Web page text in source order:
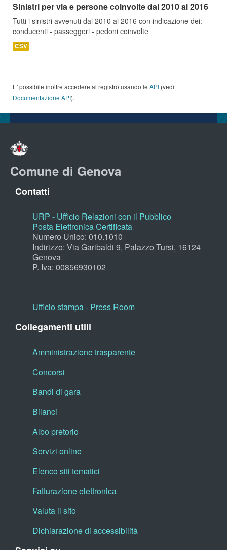
Sinistri per via e persone coinvolte dal 2010 al 2016
Tutti i sinistri avvenuti dal 2010 al 2016 con indicazione dei:
conducenti - passeggeri - pedoni coinvolte
CSV
E' possibile inoltre accedere al registro usando le API (vedi
Documentazione API).
Comune di Genova
Contatti
URP - Ufficio Relazioni con il Pubblico
Posta Elettronica Certificata
Numero Unico: 010.1010
Indirizzo: Via Garibaldi 9, Palazzo Tursi, 16124
Genova
P. Iva: 00856930102
Ufficio stampa - Press Room
Collegamenti utili
Amministrazione trasparente
Concorsi
Bandi di gara
Bilanci
Albo pretorio
Servizi online
Elenco siti tematici
Fatturazione elettronica
Valuta il sito
Dichiarazione di accessibilità